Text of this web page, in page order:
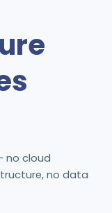
no cloud
no data